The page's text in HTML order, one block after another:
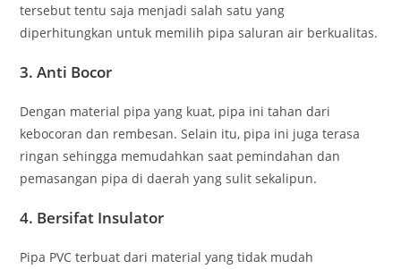
tersebut tentu saja menjadi salah satu yang
diperhitungkan untuk memilih pipa saluran air berkualitas.
3. Anti Bocor
Dengan material pipa yang kuat, pipa ini tahan dari
kebocoran dan rembesan. Selain itu, pipa ini juga terasa
ringan sehingga memudahkan saat pemindahan dan
pemasangan pipa di daerah yang sulit sekalipun.
4. Bersifat Insulator
Pipa PVC terbuat dari material yang tidak mudah